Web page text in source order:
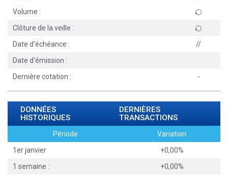
Volume :
Clôture de la veille :
Date d'échéance :
//
Date d'émission :
Dernière cotation :
-
DONNÉES
HISTORIQUES
DERNIÈRES
TRANSACTIONS
Période
Variation
1er janvier
+0,00%
1 semaine :
+0,00%